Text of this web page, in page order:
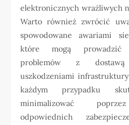
elektronicznych wrażliwych
Warto również zwrócić
spowodowane awariami
które mogą prowadzić
problemów z
uszkodzeniami
każdym przypadku
minimalizować
odpowiednich